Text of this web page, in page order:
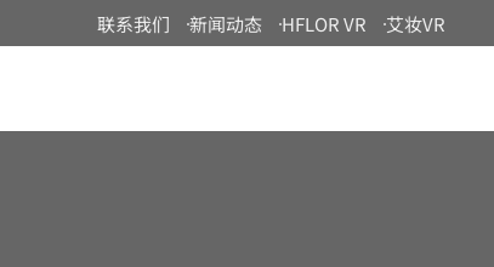
联系我们 新闻动态 HFLOR VR 艾妆VR